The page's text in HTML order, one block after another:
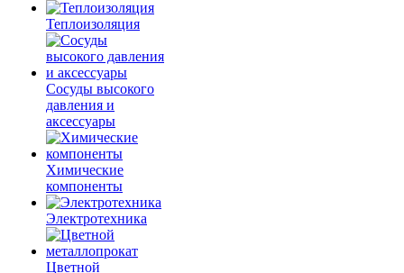
Теплоизоляция
Сосуды высокого
давления и
аксессуары
Химические
компоненты
Электротехника
Цветной